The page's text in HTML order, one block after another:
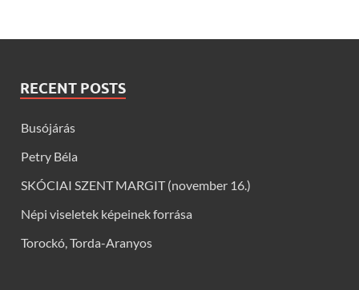
RECENT POSTS
Busójárás
Petry Béla
SKÓCIAI SZENT MARGIT (november 16.)
Népi viseletek képeinek forrása
Torockó, Torda-Aranyos